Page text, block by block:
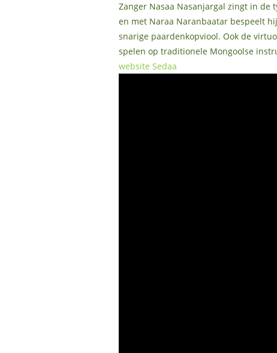
Zanger Nasaa Nasanjargal zingt in de
en met Naraa Naranbaatar bespeelt
snarige paardenkopviool. Ook de
spelen op traditionele Mongoolse
website Sedaa